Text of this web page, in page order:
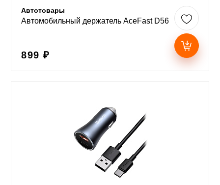
Автотовары
Автомобильный держатель AceFast D56
899 ₽